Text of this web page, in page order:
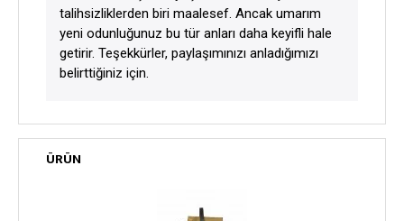
talihsizliklerden biri maalesef. Ancak umarım
yeni odunluğunuz bu tür anları daha keyifli hale
getirir. Teşekkürler, paylaşımınızı anladığımızı
belirttiğiniz için.
ÜRÜN